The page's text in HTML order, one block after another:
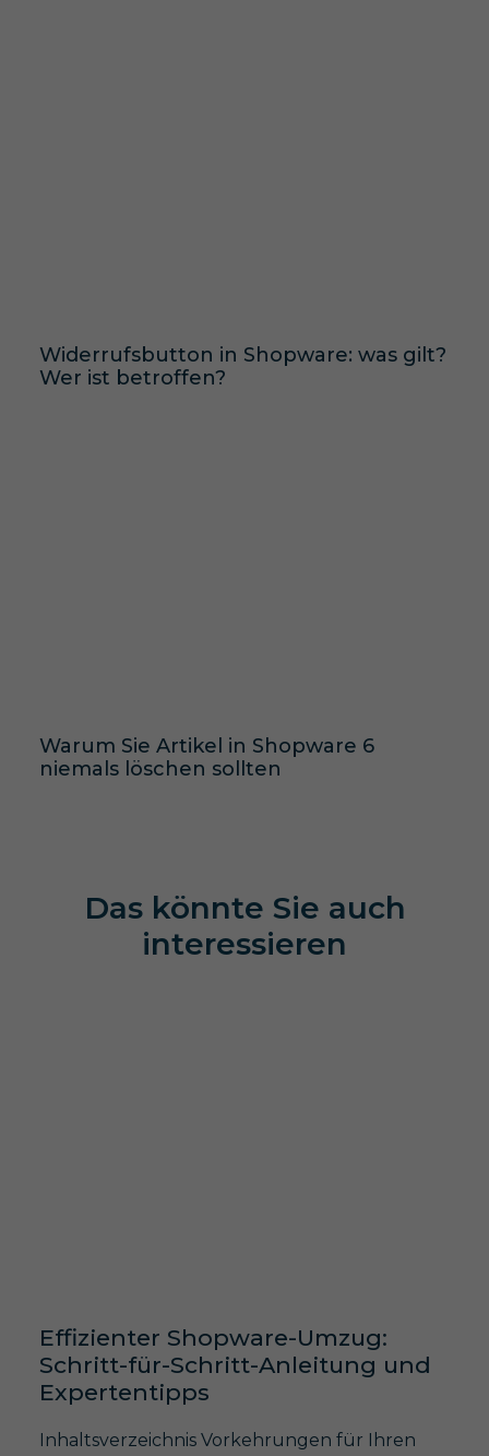
Widerrufsbutton in Shopware: was gilt?
Wer ist betroffen?
Warum Sie Artikel in Shopware 6
niemals löschen sollten
Das könnte Sie auch
interessieren
Effizienter Shopware-Umzug:
Schritt-für-Schritt-Anleitung und
Expertentipps
Inhaltsverzeichnis Vorkehrungen für Ihren